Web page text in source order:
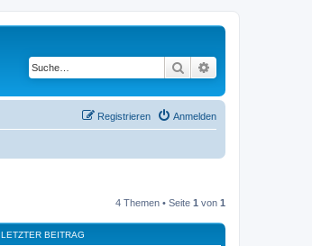
Suche
Anmelden
Registrieren
4 Themen • Seite 1 von 1
LETZTER BEITRAG